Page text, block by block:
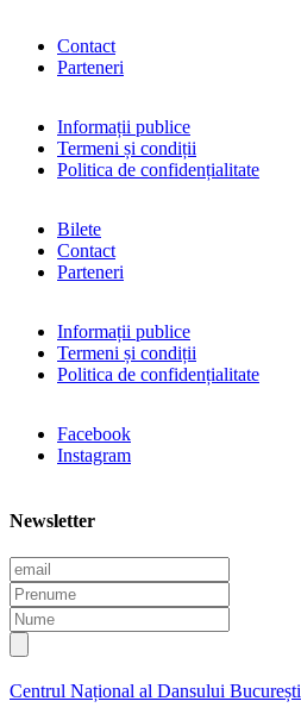
Contact
Parteneri
Informații publice
Termeni și condiții
Politica de confidențialitate
Bilete
Contact
Parteneri
Informații publice
Termeni și condiții
Politica de confidențialitate
Facebook
Instagram
Newsletter
E
m
a
i
l
P
r
e
n
m
N
u
m
e
Centrul Național al Dansului București